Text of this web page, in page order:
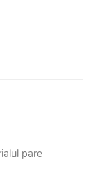
pare